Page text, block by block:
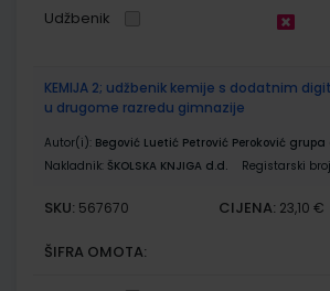
Udžbenik
KEMIJA 2; udžbenik kemije s dodatnim
u drugome razredu gimnazije
Autor(i): Begović Luetić Petrović Peroković
Nakladnik: ŠKOLSKA KNJIGA d.d. Registarski
SKU: 567670 CIJENA: 23,10 €
ŠIFRA OMOTA: